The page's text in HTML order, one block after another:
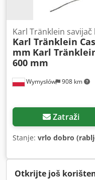
Wymysłów 908 km
Karl Tränklein
Karl Tränklein
mm Karl
600 mm
Zatraži
Stanje: vrlo dobro
Otkrijte još